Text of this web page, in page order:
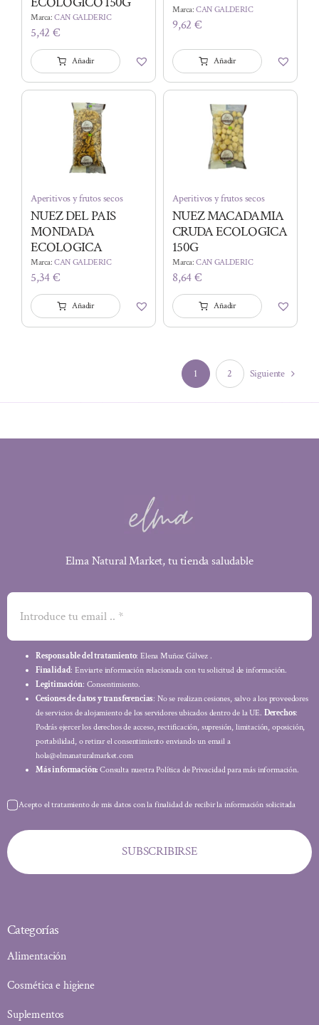
Marca:CAN GALDERIC
5,42€
Añadir
Marca:CAN GALDERIC
9,62€
Añadir
Aperitivos y frutos secos
NUEZ DEL PAIS
MONDADA
ECOLOGICA
Marca:CAN GALDERIC
5,34€
Añadir
Aperitivos y frutos secos
NUEZ MACADAMIA
CRUDA ECOLOGICA
150G
Marca:CAN GALDERIC
8,64€
Añadir
1 2 Siguiente
Elma Natural Market, tu tienda saludable
Responsable del tratamiento: Elena Muñoz Gálvez .
Finalidad: Enviarte información relacionada con tu solicitud de información.
Legitimación: Consentimiento.
Cesiones de datos y transferencias: No se realizan cesiones, salvo a los proveedores
de servicios de alojamiento de los servidores ubicados dentro de la UE. Derechos:
Podrás ejercer los derechos de acceso, rectificación, supresión, limitación, oposición,
portabilidad, o retirar el consentimiento enviando un email a
hola@elmanaturalmarket.com
Más información: Consulta nuestra Política de Privacidad para más información.
Acepto el tratamiento de mis datos con la finalidad de recibir la información solicitada
SUBSCRIBIRSE
Categorías
Alimentación
Cosmética e higiene
Suplementos